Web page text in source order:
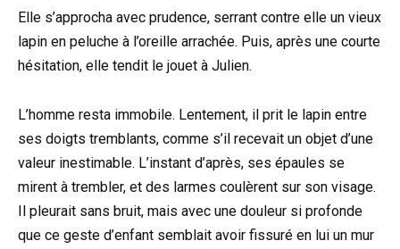
Elle s’approcha avec prudence, serrant contre elle un vieux
lapin en peluche à l’oreille arrachée. Puis, après une courte
hésitation, elle tendit le jouet à Julien.
L’homme resta immobile. Lentement, il prit le lapin entre
ses doigts tremblants, comme s’il recevait un objet d’une
valeur inestimable. L’instant d’après, ses épaules se
mirent à trembler, et des larmes coulèrent sur son visage.
Il pleurait sans bruit, mais avec une douleur si profonde
que ce geste d’enfant semblait avoir fissuré en lui un mur